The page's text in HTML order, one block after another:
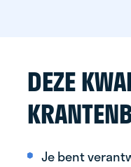
DEZE
Je bent